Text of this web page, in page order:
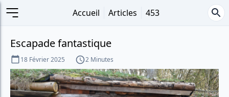
Accueil Articles 453
Escapade fantastique
18 Février 2025 2 Minutes